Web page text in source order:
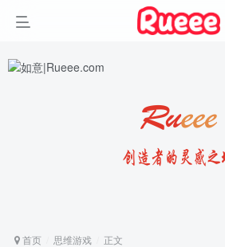
首页 思维游戏 正文